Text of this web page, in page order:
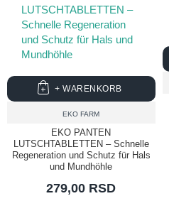
EKO FARM
EKO PANTEN
LUTSCHTABLETTEN – Schnelle
Regeneration und Schutz für Hals
und Mundhöhle
279,00 RSD
+ WARENKORB